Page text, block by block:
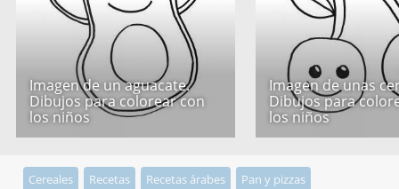
Imagen de un aguacate.
Dibujos para colorear con
los niños
Imagen de unas
Dibujos para
los niños
Cereales Recetas Recetas árabes Pan y pizzas